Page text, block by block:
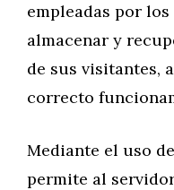
empleadas por
almacenar y
de sus visitantes,
correcto
Mediante el uso
permite al